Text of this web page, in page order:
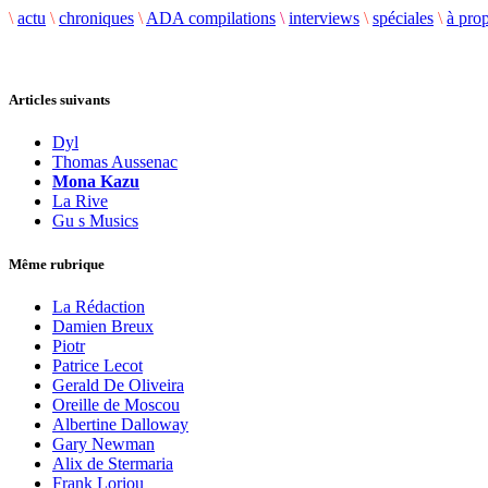
\ actu \ chroniques \ ADA compilations \ interviews \ spéciales \ à
Articles suivants
Dyl
Thomas Aussenac
Mona Kazu
La Rive
Gu s Musics
Même rubrique
La Rédaction
Damien Breux
Piotr
Patrice Lecot
Gerald De Oliveira
Oreille de Moscou
Albertine Dalloway
Gary Newman
Alix de Stermaria
Frank Loriou